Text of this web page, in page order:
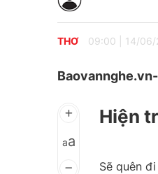
THƠ 09:00 14/06/
aa
Hiện
Sẽ quên